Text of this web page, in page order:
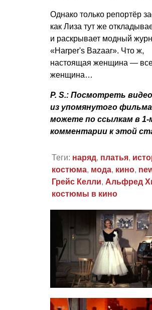
Однако только репортёр
как Лиза тут же
и раскрывает модный
«Harper's Bazaar». Что ж,
настоящая женщина —
женщина…
P. S.: Посмотреть
из упомянутого
можете по ссылкам в 1-
комментарии к этой
Теги: наряд, платья,
костюма, мода, кино,
Грейс Келли, Альфред
костюмы в кино